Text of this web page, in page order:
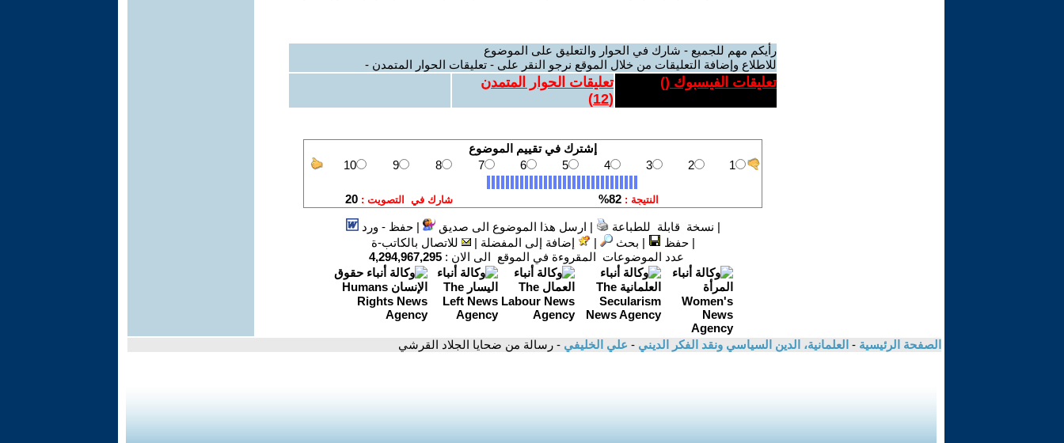
رأيكم مهم للجميع - شارك في الحوار والتعليق على الموضوع
للاطلاع وإضافة التعليقات من خلال الموقع نرجو النقر على - تعليقات الحوار المتمدن -
تعليقات الفيسبوك ()
تعليقات الحوار المتمدن
(
12
)
| نسخة قابلة للطباعة | ارسل هذا الموضوع الى صديق |حفظ - ورد
|حفظ | بحث | إضافة إلى المفضلة |
للاتصال بالكاتب-ة
عدد الموضوعات المقروءة في الموقع الى الان : 4,294,967,295
الصفحة الرئيسية - العلمانية، الدين السياسي ونقد الفكر الديني - علي الخليفي - رسالة من ضحايا الجلاد القرشي